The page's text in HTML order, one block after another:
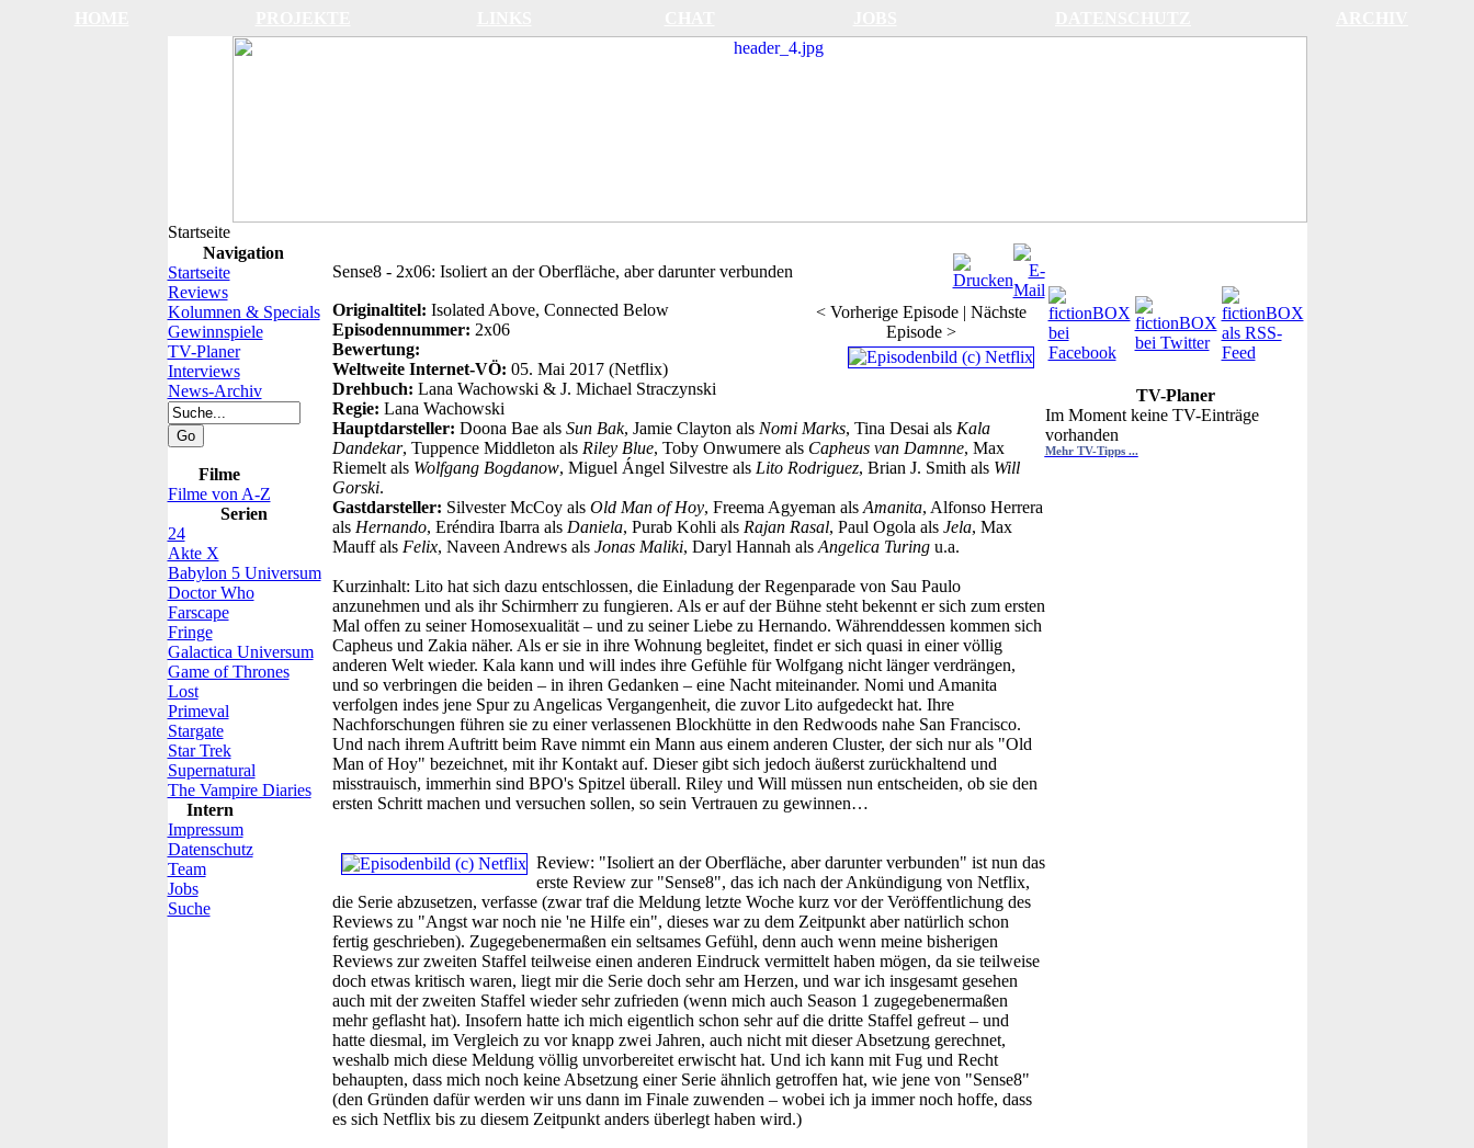
Startseite
Navigation
Startseite
Reviews
Kolumnen & Specials
Gewinnspiele
TV-Planer
Interviews
News-Archiv
Filme
Filme von A-Z
Serien
24
Akte X
Babylon 5 Universum
Doctor Who
Farscape
Fringe
Galactica Universum
Game of Thrones
Lost
Primeval
Stargate
Star Trek
Supernatural
The Vampire Diaries
Intern
Impressum
Datenschutz
Team
Jobs
Suche
Sense8 - 2x06: Isoliert an der Oberfläche, aber darunter verbunden
< Vorherige Episode | Nächste
Episode >
Originaltitel: Isolated Above, Connected Below
Episodennummer: 2x06
Bewertung:
Weltweite Internet-VÖ: 05. Mai 2017 (Netflix)
Drehbuch: Lana Wachowski & J. Michael Straczynski
Regie: Lana Wachowski
Hauptdarsteller: Doona Bae als Sun Bak, Jamie Clayton als Nomi Marks, Tina Desai als Kala
Dandekar, Tuppence Middleton als Riley Blue, Toby Onwumere als Capheus van Damnne, Max
Riemelt als Wolfgang Bogdanow, Miguel Ángel Silvestre als Lito Rodriguez, Brian J. Smith als Will
Gorski.
Gastdarsteller: Silvester McCoy als Old Man of Hoy, Freema Agyeman als Amanita, Alfonso Herrera
als Hernando, Eréndira Ibarra als Daniela, Purab Kohli als Rajan Rasal, Paul Ogola als Jela, Max
Mauff als Felix, Naveen Andrews als Jonas Maliki, Daryl Hannah als Angelica Turingu.a.
Kurzinhalt: Lito hat sich dazu entschlossen, die Einladung der Regenparade von Sau Paulo
anzunehmen und als ihr Schirmherr zu fungieren. Als er auf der Bühne steht bekennt er sich zum ersten
Mal offen zu seiner Homosexualität – und zu seiner Liebe zu Hernando. Währenddessen kommen sich
Capheus und Zakia näher. Als er sie in ihre Wohnung begleitet, findet er sich quasi in einer völlig
anderen Welt wieder. Kala kann und will indes ihre Gefühle für Wolfgang nicht länger verdrängen,
und so verbringen die beiden – in ihren Gedanken – eine Nacht miteinander. Nomi und Amanita
verfolgen indes jene Spur zu Angelicas Vergangenheit, die zuvor Lito aufgedeckt hat. Ihre
Nachforschungen führen sie zu einer verlassenen Blockhütte in den Redwoods nahe San Francisco.
Und nach ihrem Auftritt beim Rave nimmt ein Mann aus einem anderen Cluster, der sich nur als "Old
Man of Hoy" bezeichnet, mit ihr Kontakt auf. Dieser gibt sich jedoch äußerst zurückhaltend und
misstrauisch, immerhin sind BPO's Spitzel überall. Riley und Will müssen nun entscheiden, ob sie den
ersten Schritt machen und versuchen sollen, so sein Vertrauen zu gewinnen…
Review: "Isoliert an der Oberfläche, aber darunter verbunden" ist nun das
erste Review zur "Sense8", das ich nach der Ankündigung von Netflix,
die Serie abzusetzen, verfasse (zwar traf die Meldung letzte Woche kurz vor der Veröffentlichung des
Reviews zu "Angst war noch nie 'ne Hilfe ein", dieses war zu dem Zeitpunkt aber natürlich schon
fertig geschrieben). Zugegebenermaßen ein seltsames Gefühl, denn auch wenn meine bisherigen
Reviews zur zweiten Staffel teilweise einen anderen Eindruck vermittelt haben mögen, da sie teilweise
doch etwas kritisch waren, liegt mir die Serie doch sehr am Herzen, und war ich insgesamt gesehen
auch mit der zweiten Staffel wieder sehr zufrieden (wenn mich auch Season 1 zugegebenermaßen
mehr geflasht hat). Insofern hatte ich mich eigentlich schon sehr auf die dritte Staffel gefreut – und
hatte diesmal, im Vergleich zu vor knapp zwei Jahren, auch nicht mit dieser Absetzung gerechnet,
weshalb mich diese Meldung völlig unvorbereitet erwischt hat. Und ich kann mit Fug und Recht
behaupten, dass mich noch keine Absetzung einer Serie ähnlich getroffen hat, wie jene von "Sense8"
(den Gründen dafür werden wir uns dann im Finale zuwenden – wobei ich ja immer noch hoffe, dass
es sich Netflix bis zu diesem Zeitpunkt anders überlegt haben wird.)
TV-Planer
Im Moment keine TV-Einträge
vorhanden
Mehr TV-Tipps ...